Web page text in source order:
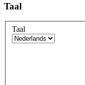
Taal
Taal